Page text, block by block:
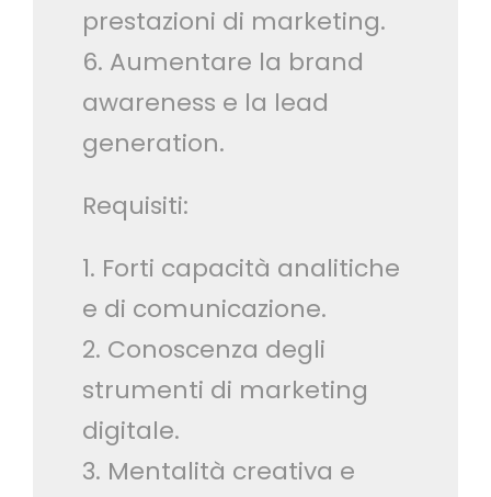
prestazioni di marketing.
6. Aumentare la brand
awareness e la lead
generation.
Requisiti:
1. Forti capacità analitiche
e di comunicazione.
2. Conoscenza degli
strumenti di marketing
digitale.
3. Mentalità creativa e